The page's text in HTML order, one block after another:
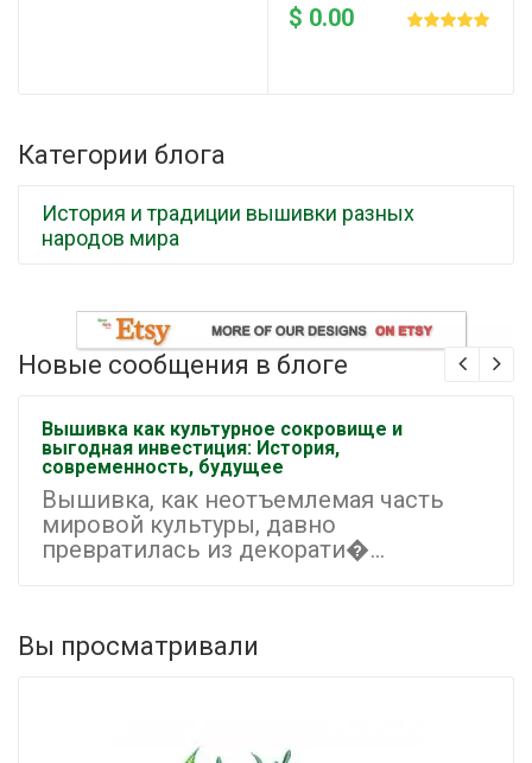
$ 0.00
Категории блога
История и традиции вышивки разных
народов мира
Новые сообщения в блоге
Вышивка как культурное сокровище и
выгодная инвестиция: История,
современность, будущее
Вышивка, как неотъемлемая часть
мировой культуры, давно
превратилась из декорати�...
Вы просматривали